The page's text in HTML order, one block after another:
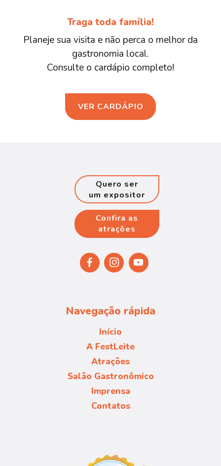
Traga toda família!
Planeje sua visita e não perca o melhor da
gastronomia local.
Consulte o cardápio completo!
VER CARDÁPIO
Quero ser
um expositor
Confira as
atrações
Navegação rápida
Início
A FestLeite
Atrações
Salão Gastronômico
Imprensa
Contatos